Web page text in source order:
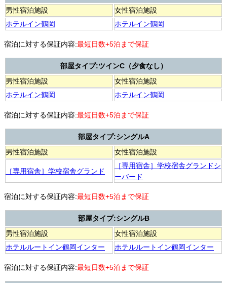
男性宿泊施設
女性宿泊施設
ホテルイン鶴岡
ホテルイン鶴岡
宿泊に対する保証内容:最短日数+5泊まで保証
部屋タイプ:ツインC（夕食なし）
男性宿泊施設
女性宿泊施設
ホテルイン鶴岡
ホテルイン鶴岡
宿泊に対する保証内容:最短日数+5泊まで保証
部屋タイプ:シングルA
男性宿泊施設
女性宿泊施設
［専用宿舎］学校宿舎グランド
［専用宿舎］学校宿舎グランドシ
ーバード
宿泊に対する保証内容:最短日数+5泊まで保証
部屋タイプ:シングルB
男性宿泊施設
女性宿泊施設
ホテルルートイン鶴岡インター
ホテルルートイン鶴岡インター
宿泊に対する保証内容:最短日数+5泊まで保証